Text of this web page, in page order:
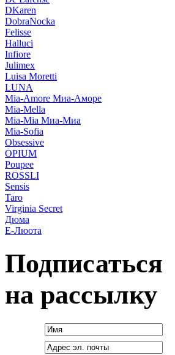
DKaren
DobraNocka
Felisse
Halluci
Infiore
Julimex
Luisa Moretti
LUNA
Mia-Amore Миа-Аморе
Mia-Mella
Mia-Mia Миа-Миа
Mia-Sofia
Obsessive
OPIUM
Poupee
ROSSLI
Sensis
Taro
Virginia Secret
Дюма
Е-Люота
Подписаться
на рассылку